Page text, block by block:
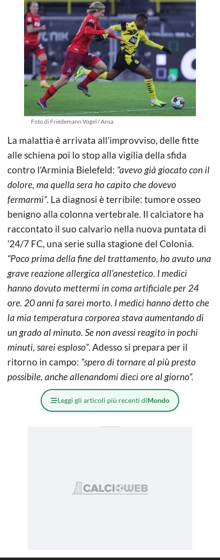
Foto di Friedemann Vogel / Ansa
La malattia è arrivata all’improvviso, delle fitte
alle schiena poi lo stop alla vigilia della sfida
contro l’Arminia Bielefeld: “avevo già giocato con il
dolore, ma quella sera ho capito che dovevo
fermarmi”. La diagnosi è terribile: tumore osseo
benigno alla colonna vertebrale. Il calciatore ha
raccontato il suo calvario nella nuova puntata di
’24/7 FC, una serie sulla stagione del Colonia.
“Poco prima della fine del trattamento, ho avuto una
grave reazione allergica all’anestetico. I medici
hanno dovuto mettermi in coma artificiale per 24
ore. 20 anni fa sarei morto. I medici hanno detto che
la mia temperatura corporea stava aumentando di
un grado al minuto. Se non avessi reagito in pochi
minuti, sarei esploso”. Adesso si prepara per il
ritorno in campo: “spero di tornare al più presto
possibile, anche allenandomi dieci ore al giorno”.
Leggi gli articoli più recenti diMondo